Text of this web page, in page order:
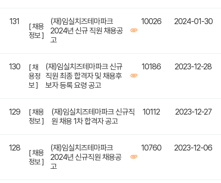
131
[ 채용
정보 ]
(재)임실치즈테마파크
2024년 신규 직원 채용공
고
10026 2024-01-30
130
[ 채
용정
보 ]
(재)임실치즈테마파크 신규
직원 최종 합격자 및 채용후
보자 등록 요령 공고
10186 2023-12-28
129
[ 채용
정보 ]
(재)임실치즈테마파크 신규직
원 채용 1차 합격자 공고
10112 2023-12-27
128
[ 채용
정보 ]
(재)임실치즈테마파크
2024년 신규직원 채용공
고
10760 2023-12-06